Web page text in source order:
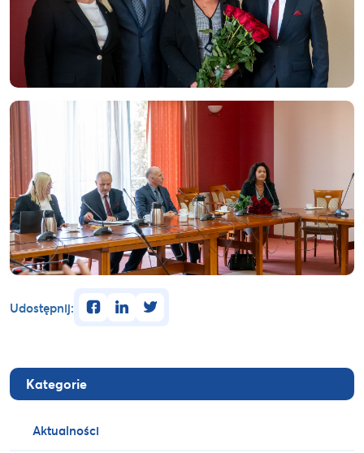
Kategorie
Aktualności
Udostępnij: facebooklinkedintwitter